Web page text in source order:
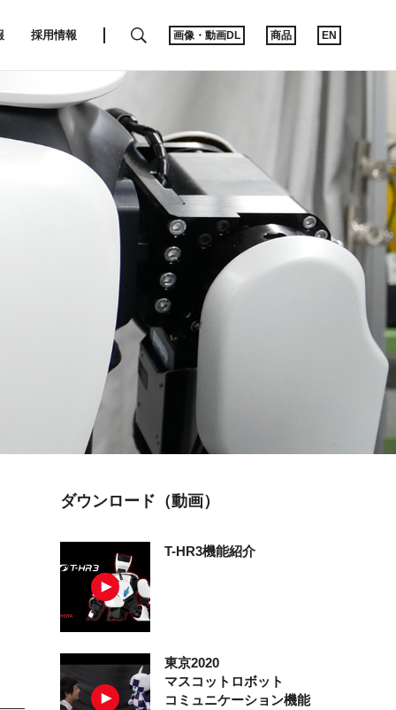
採用情報 SEARCH画像・動画DL 商品 EN
ダウンロード（動画）
T-HR3機能紹介
東京2020
マスコットロボット
コミュニケーション機能